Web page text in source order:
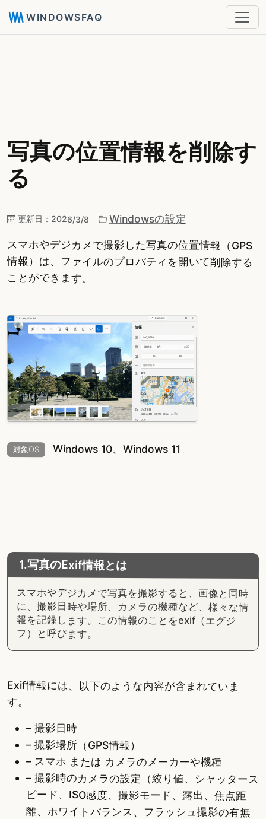
WINDOWSFAQ
写真の位置情報を削除す
る
更新日： 2026/3/8 Windowsの設定
スマホやデジカメで撮影した写真の位置情報（GPS
情報）は、ファイルのプロパティを開いて削除する
ことができます。
対象OS Windows 10、Windows 11
1.写真のExif情報とは
スマホやデジカメで写真を撮影すると、画像と同時
に、撮影日時や場所、カメラの機種など、様々な情
報を記録します。この情報のことをexif（エグジ
フ）と呼びます。
Exif情報には、以下のような内容が含まれていま
す。
– 撮影日時
– 撮影場所（GPS情報）
– スマホ または カメラのメーカーや機種
– 撮影時のカメラの設定（絞り値、シャッタース
ピード、ISO感度、撮影モード、露出、焦点距
離、ホワイトバランス、フラッシュ撮影の有無